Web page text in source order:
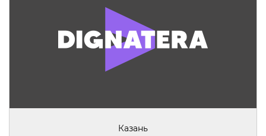
Казань